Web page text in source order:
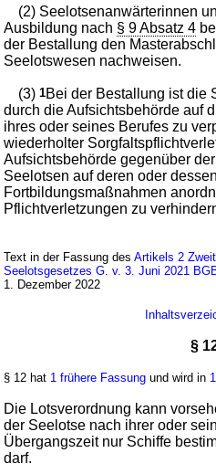
(2) Seelotsenanwärterinnen
Ausbildung nach § 9 Absatz 4
der Bestallung den
Seelotswesen nachweisen.
(3)1Bei der Bestallung ist die
durch die Aufsichtsbehörde auf
ihres oder seines Berufes zu
wiederholter
Aufsichtsbehörde gegenüber
Seelotsen auf deren oder
Fortbildungsmaßnahmen
Pflichtverletzungen zu
Text in der Fassung desArtikels 2
Seelotsgesetzes G. v. 3. Juni 2021
1. Dezember 2022
§
§ 12 hat 1 frühere Fassung und wird in
Die Lotsverordnung kann
der Seelotse nach ihrer oder
Übergangszeit nur Schiffe
darf.